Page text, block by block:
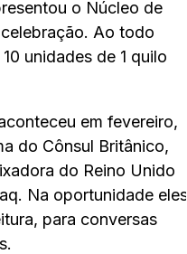
o Núcleo de
Ao todo
unidades de 1 quilo
em fevereiro,
do Cônsul Britânico,
do Reino Unido
Na oportunidade eles
para conversas